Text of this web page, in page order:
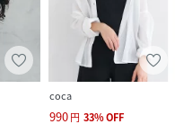
coca
990円 33%OFF